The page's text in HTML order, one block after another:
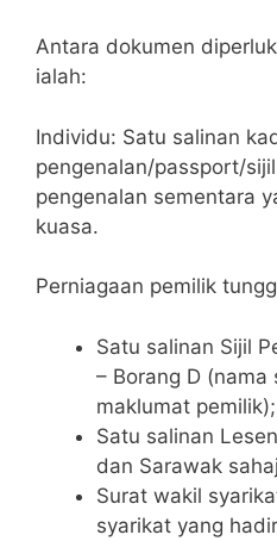
Antara dokumen
ialah:
Individu: Satu salinan
pengenalan/passport/
pengenalan sementara
kuasa.
Perniagaan pemilik
Satu salinan Sijil
– Borang D
maklumat
Satu salinan
dan Sarawak
Surat wakil
syarikat yang